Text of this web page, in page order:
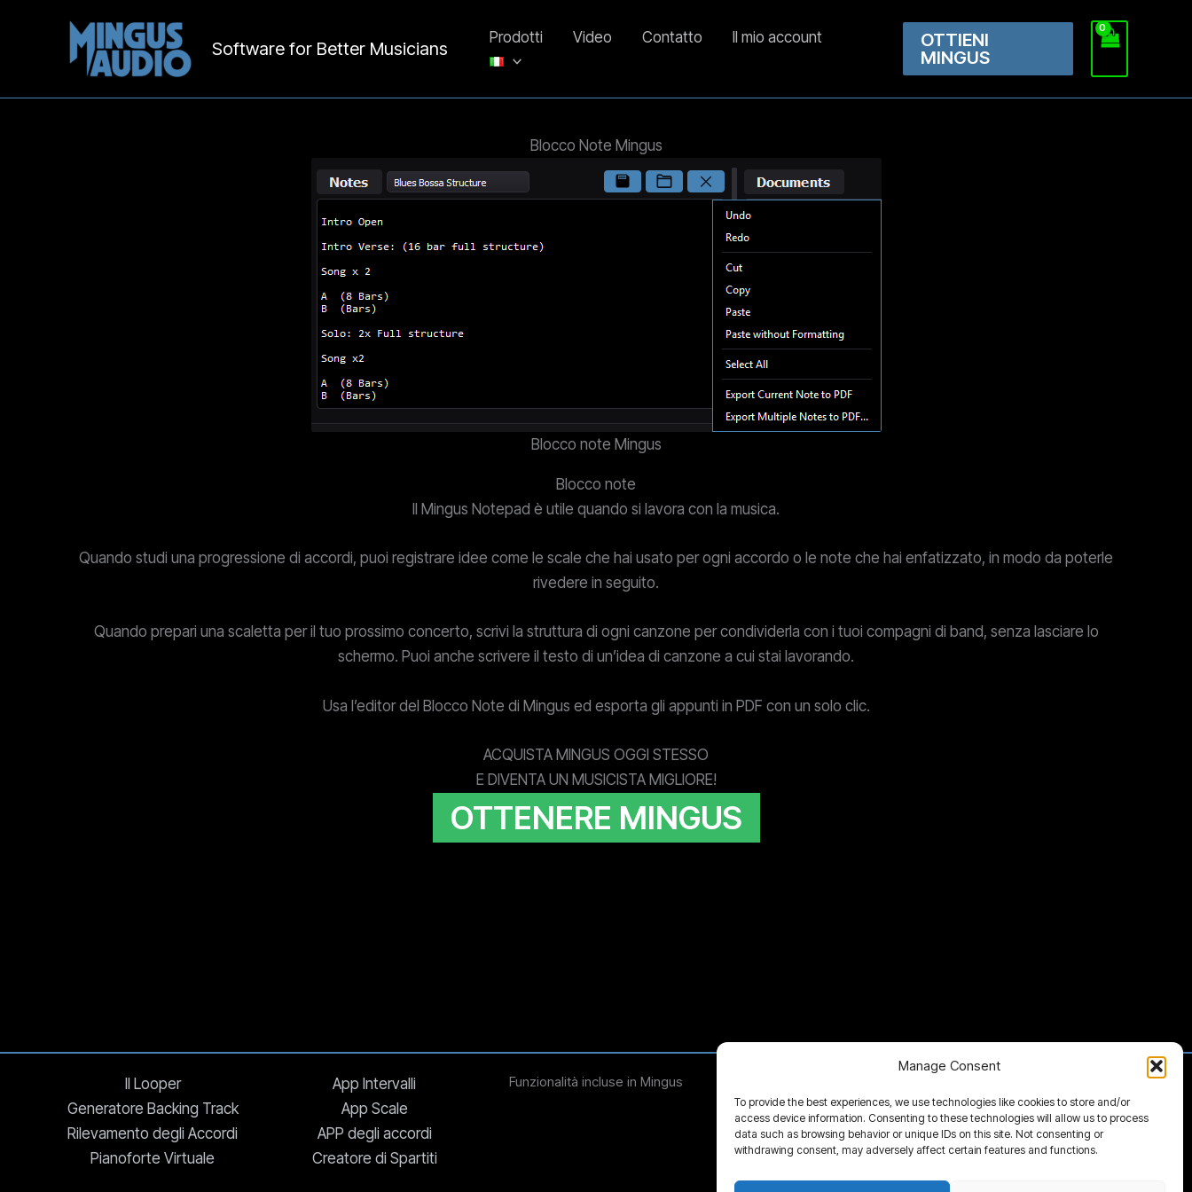
Manage Consent
To provide the best experiences, we use technologies like cookies to store and/or
access device information. Consenting to these technologies will allow us to process
data such as browsing behavior or unique IDs on this site. Not consenting or
withdrawing consent, may adversely affect certain features and functions.
Software for Better Musicians
Prodotti Video Contatto Il mio account
OTTIENI
MINGUS
Blocco Note Mingus
Blocco note Mingus
Blocco note
Il Mingus Notepad è utile quando si lavora con la musica.
Quando studi una progressione di accordi, puoi registrare idee come le scale che hai usato per ogni accordo o le note che hai enfatizzato, in modo da poterle
rivedere in seguito.
Quando prepari una scaletta per il tuo prossimo concerto, scrivi la struttura di ogni canzone per condividerla con i tuoi compagni di band, senza lasciare lo
schermo. Puoi anche scrivere il testo di un’idea di canzone a cui stai lavorando.
Usa l’editor del Blocco Note di Mingus ed esporta gli appunti in PDF con un solo clic.
ACQUISTA MINGUS OGGI STESSO
E DIVENTA UN MUSICISTA MIGLIORE!
OTTENERE MINGUS
Il Looper
Generatore Backing Track
Rilevamento degli Accordi
Pianoforte Virtuale
App Intervalli
App Scale
APP degli accordi
Creatore di Spartiti
Funzionalità incluse in Mingus
Timer per la Pratica
Sintonizzatore Pro
Trasposizione Globale
Blocco Note Mingus
Biblioteca dei Documenti
Libreria di Video e Link